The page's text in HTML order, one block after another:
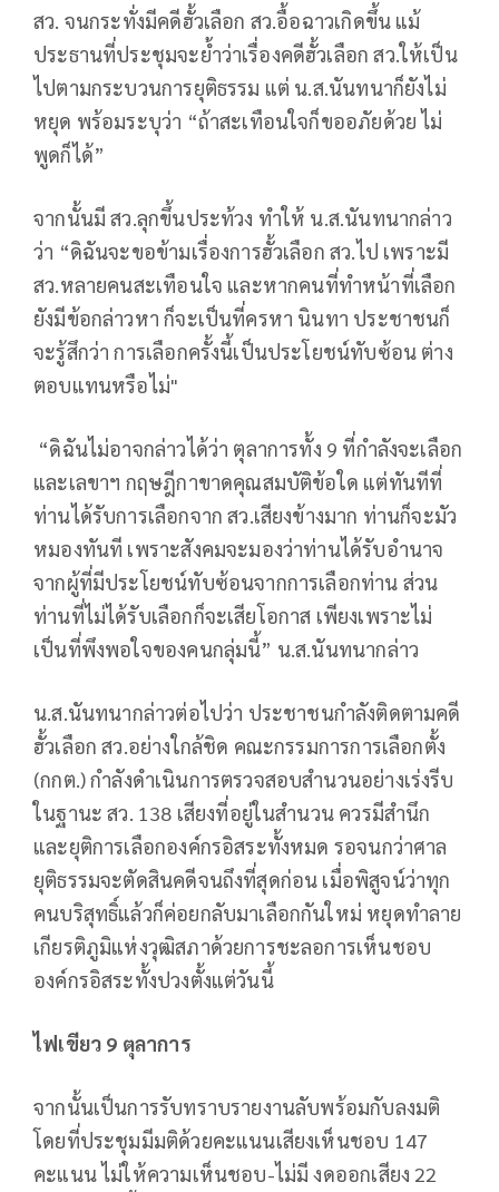
สว. จนกระทั่งมีคดีฮั้วเลือก สว.อื้อฉาวเกิดขึ้น แม้
ประธานที่ประชุมจะย้ำว่าเรื่องคดีฮั้วเลือก สว.ให้เป็น
ไปตามกระบวนการยุติธรรม แต่ น.ส.นันทนาก็ยังไม่
หยุด พร้อมระบุว่า “ถ้าสะเทือนใจก็ขออภัยด้วย ไม่
พูดก็ได้”
จากนั้นมี สว.ลุกขึ้นประท้วง ทำให้ น.ส.นันทนากล่าว
ว่า “ดิฉันจะขอข้ามเรื่องการฮั้วเลือก สว.ไป เพราะมี
สว.หลายคนสะเทือนใจ และหากคนที่ทำหน้าที่เลือก
ยังมีข้อกล่าวหา ก็จะเป็นที่ครหา นินทา ประชาชนก็
จะรู้สึกว่า การเลือกครั้งนี้เป็นประโยชน์ทับซ้อน ต่าง
ตอบแทนหรือไม่"
“ดิฉันไม่อาจกล่าวได้ว่า ตุลาการทั้ง 9 ที่กำลังจะเลือก
และเลขาฯ กฤษฎีกาขาดคุณสมบัติข้อใด แต่ทันทีที่
ท่านได้รับการเลือกจาก สว.เสียงข้างมาก ท่านก็จะมัว
หมองทันที เพราะสังคมจะมองว่าท่านได้รับอำนาจ
จากผู้ที่มีประโยชน์ทับซ้อนจากการเลือกท่าน ส่วน
ท่านที่ไม่ได้รับเลือกก็จะเสียโอกาส เพียงเพราะไม่
เป็นที่พึงพอใจของคนกลุ่มนี้” น.ส.นันทนากล่าว
น.ส.นันทนากล่าวต่อไปว่า ประชาชนกำลังติดตามคดี
ฮั้วเลือก สว.อย่างใกล้ชิด คณะกรรมการการเลือกตั้ง
(กกต.) กำลังดำเนินการตรวจสอบสำนวนอย่างเร่งรีบ
ในฐานะ สว. 138 เสียงที่อยู่ในสำนวน ควรมีสำนึก
และยุติการเลือกองค์กรอิสระทั้งหมด รอจนกว่าศาล
ยุติธรรมจะตัดสินคดีจนถึงที่สุดก่อน เมื่อพิสูจน์ว่าทุก
คนบริสุทธิ์แล้วก็ค่อยกลับมาเลือกกันใหม่ หยุดทำลาย
เกียรติภูมิแห่งวุฒิสภาด้วยการชะลอการเห็นชอบ
องค์กรอิสระทั้งปวงตั้งแต่วันนี้
ไฟเขียว 9 ตุลาการ
จากนั้นเป็นการรับทราบรายงานลับพร้อมกับลงมติ
โดยที่ประชุมมีมติด้วยคะแนนเสียงเห็นชอบ 147
คะแนน ไม่ให้ความเห็นชอบ-ไม่มี งดออกเสียง 22